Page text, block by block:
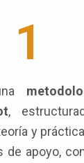
1
,
y
de apoyo,